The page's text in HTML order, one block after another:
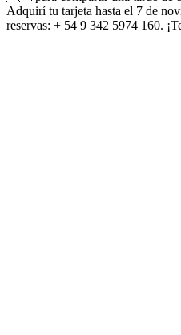
Adquirí tu tarjeta hasta el 7 de
reservas: + 54 9 342 5974 160.